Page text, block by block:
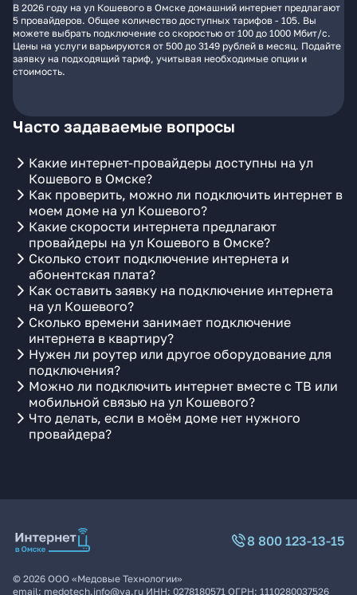
В 2026 году на ул Кошевого в Омске домашний интернет предлагают
5 провайдеров. Общее количество доступных тарифов - 105. Вы
можете выбрать подключение со скоростью от 100 до 1000 Мбит/с.
Цены на услуги варьируются от 500 до 3149 рублей в месяц. Подайте
заявку на подходящий тариф, учитывая необходимые опции и
стоимость.
Часто задаваемые вопросы
Какие интернет-провайдеры доступны на ул
Кошевого в Омске?
Как проверить, можно ли подключить интернет в
моем доме на ул Кошевого?
Какие скорости интернета предлагают
провайдеры на ул Кошевого в Омске?
Сколько стоит подключение интернета и
абонентская плата?
Как оставить заявку на подключение интернета
на ул Кошевого?
Сколько времени занимает подключение
интернета в квартиру?
Нужен ли роутер или другое оборудование для
подключения?
Можно ли подключить интернет вместе с ТВ или
мобильной связью на ул Кошевого?
Что делать, если в моём доме нет нужного
провайдера?
8 800 123-13-15
© 2026 ООО «Медовые Технологии»
email: medotech.info@ya.ru ИНН: 0278180571 ОГРН: 1110280037526